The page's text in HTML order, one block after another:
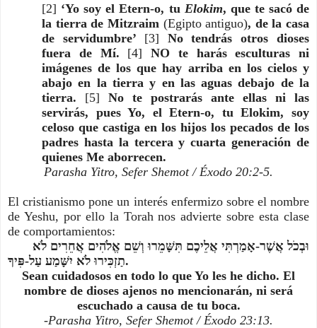
[2] ‘Yo soy el Etern-o, tu Elokim, que te sacó de
la tierra de Mitzraim (Egipto antiguo), de la casa
de servidumbre’ [3] No tendrás otros dioses
fuera de Mí. [4] NO te harás esculturas ni
imágenes de los que hay arriba en los cielos y
abajo en la tierra y en las aguas debajo de la
tierra. [5] No te postrarás ante ellas ni las
servirás, pues Yo, el Etern-o, tu Elokim, soy
celoso que castiga en los hijos los pecados de los
padres hasta la tercera y cuarta generación de
quienes Me aborrecen.
Parasha Yitro, Sefer Shemot / Éxodo 20:2-5.
El cristianismo pone un interés enfermizo sobre el nombre
de Yeshu, por ello la Torah nos advierte sobre esta clase
de comportamientos:
וּבְכֹל אֲשֶׁר-אָמַרְתִּי אֲלֵיכֶם תִּשָּׁמֵרוּ וְשֵׁם אֱלֹהִים אֲחֵרִים לֹא
תַזְכִּירוּ לֹא יִשָּׁמַע עַל-פִּיךָ.
Sean cuidadosos en todo lo que Yo les he dicho. El
nombre de dioses ajenos no mencionarán, ni será
escuchado a causa de tu boca.
-Parasha Yitro, Sefer Shemot / Éxodo 23:13.